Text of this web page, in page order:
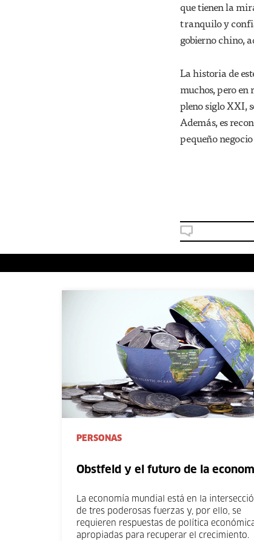
que tienen la
tranquilo y
gobierno chino,
La historia de
muchos, pero
pleno siglo XXI,
Además, es
pequeño
PERSONAS
Obstfeld y el futuro de la
La economía mundial está en la
de tres poderosas fuerzas y, por ello, se
requieren respuestas de política
apropiadas para recuperar el crecimiento.